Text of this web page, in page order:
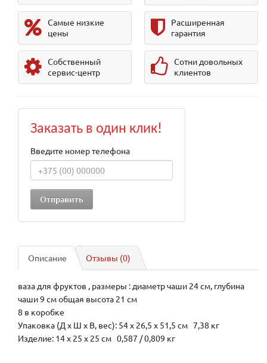
Самые низкие
цены
Расширенная
гарантия
Собственный
сервис-центр
Сотни довольных
клиентов
Заказать в один клик!
Введите номер телефона
Описание Отзывы (0)
ваза для фруктов , размеры : диаметр чаши 24 см, глубина
чаши 9 см общая высота 21 см
8 в коробке
Упаковка (Д х Ш х В, вес): 54 x 26,5 x 51,5 см 7,38 кг
Изделие: 14 x 25 x 25 см 0,587 / 0,809 кг